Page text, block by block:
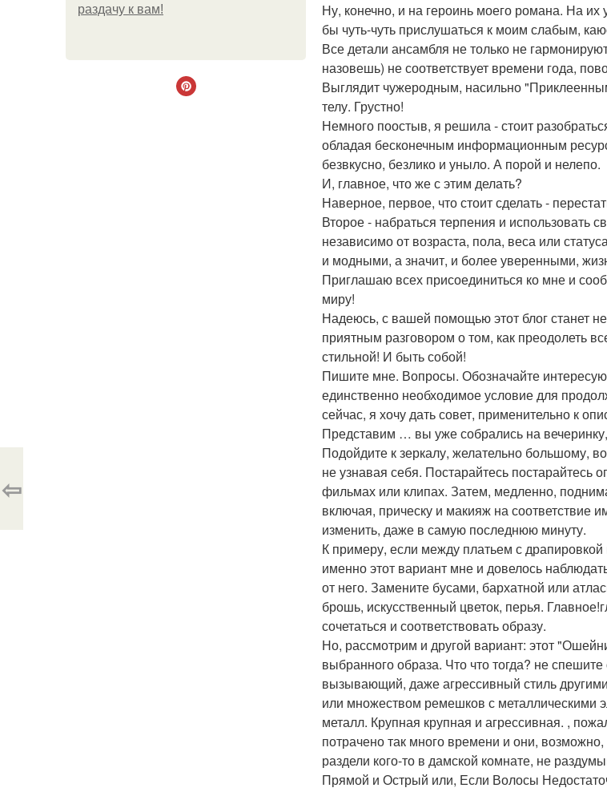
раздачу к вам!
Ну, конечно, и на героинь моего романа. На их
бы чуть-чуть прислушаться к моим слабым,
Все детали ансамбля не только не
назовешь) не соответствует времени года,
Выглядит чужеродным, насильно
телу. Грустно!
Немного поостыв, я решила - стоит
обладая бесконечным информационным
безвкусно, безлико и уныло. А порой и нелепо.
И, главное, что же с этим делать?
Наверное, первое, что стоит сделать -
Второе - набраться терпения и использовать
независимо от возраста, пола, веса или
и модными, а значит, и более уверенными,
Приглашаю всех присоединиться ко мне и
миру!
Надеюсь, с вашей помощью этот блог станет
приятным разговором о том, как преодолеть
стильной! И быть собой!
Пишите мне. Вопросы. Обозначайте
единственно необходимое условие для
сейчас, я хочу дать совет, применительно к
Представим … вы уже собрались на
Подойдите к зеркалу, желательно большому,
не узнавая себя. Постарайтесь
фильмах или клипах. Затем, медленно,
включая, прическу и макияж на соответствие
изменить, даже в самую последнюю минуту.
К примеру, если между платьем с
именно этот вариант мне и довелось
от него. Замените бусами, бархатной или
брошь, искусственный цветок, перья.
сочетаться и соответствовать образу.
Но, рассмотрим и другой вариант: этот
выбранного образа. Что что тогда? не
вызывающий, даже агрессивный стиль
или множеством ремешков с металлическими
металл. Крупная крупная и агрессивная. ,
потрачено так много времени и они,
раздели кого-то в дамской комнате, не
Прямой и Острый или, Если Волосы
⇦